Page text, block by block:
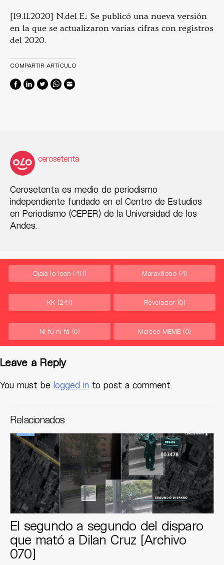
[19.11.2020] N.del E.: Se publicó una nueva versión
en la que se actualizaron varias cifras con registros
del 2020.
COMPARTIR ARTÍCULO
cerosetenta
Cerosetenta es medio de periodismo
independiente fundado en el Centro de Estudios
en Periodismo (CEPER) de la Universidad de los
Andes.
Ojalá lo lean (411) Maravilloso (4)
KK (241) Revelador (0)
Ni fú ni fá (0) Merece MEME (0)
Leave a Reply
You must be logged in to post a comment.
Relacionados
El segundo a segundo del disparo
que mató a Dilan Cruz [Archivo
070]